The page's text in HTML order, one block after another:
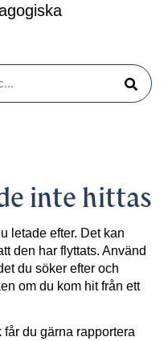
Sök
inte hittas
letade efter. Det kan
den har flyttats. Använd
du söker efter och
om du kom hit från ett
du gärna rapportera